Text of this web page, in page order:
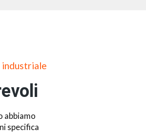
industriale
abbiamo
specifica